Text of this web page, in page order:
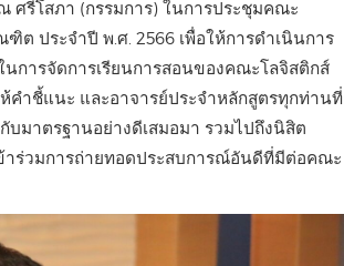
ศรีโสภา (กรรมการ) ในการประชุมคณะ
ประจำปี พ.ศ. 2566 เพื่อให้การดำเนินการ
การจัดการเรียนการสอนของคณะโลจิสติกส์
ำชี้แนะ และอาจารย์ประจำหลักสูตรทุกท่านที่
มาตรฐานอย่างดีเสมอมา รวมไปถึงนิสิต
ร่วมการถ่ายทอดประสบการณ์อันดีที่มีต่อคณะ